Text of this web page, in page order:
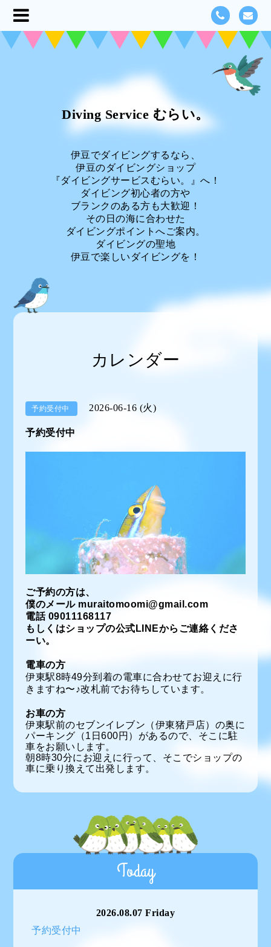
Diving Service むらい。
伊豆でダイビングするなら、
伊豆のダイビングショップ
『ダイビングサービスむらい。』へ！
ダイビング初心者の方や
ブランクのある方も大歓迎！
その日の海に合わせた
ダイビングポイントへご案内。
ダイビングの聖地
伊豆で楽しいダイビングを！
カレンダー
予約受付中 2026-06-16 (火)
予約受付中
ご予約の方は、
僕のメール muraitomoomi@gmail.com
電話 09011168117
もしくはショップの公式LINEからご連絡くださ
ーい。
電車の方
伊東駅8時49分到着の電車に合わせてお迎えに行
きますね〜♪改札前でお待ちしています。
お車の方
伊東駅前のセブンイレブン（伊東猪戸店）の奥に
パーキング（1日600円）があるので、そこに駐
車をお願いします。
朝8時30分にお迎えに行って、そこでショップの
車に乗り換えて出発します。
Today
2026.08.07 Friday
予約受付中